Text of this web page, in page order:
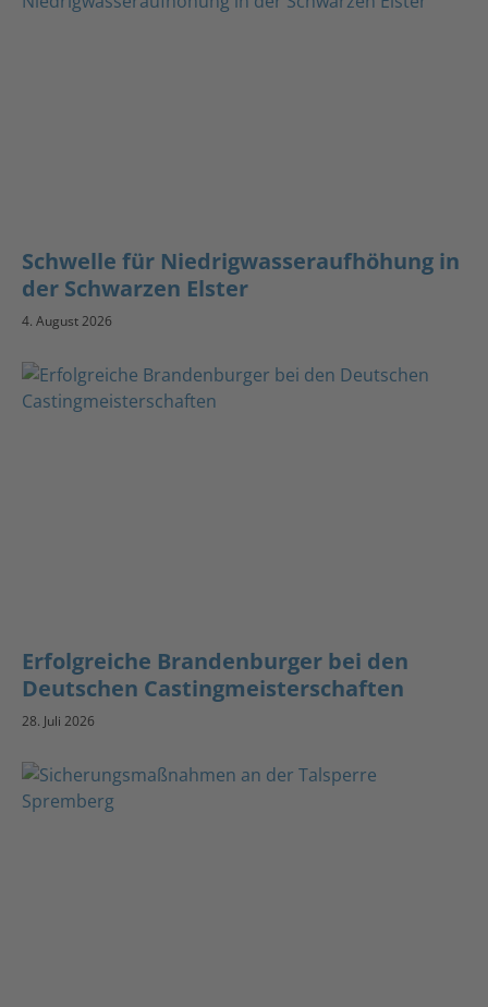
Schwelle für Niedrigwasseraufhöhung in
der Schwarzen Elster
4. August 2026
Erfolgreiche Brandenburger bei den
Deutschen Castingmeisterschaften
28. Juli 2026